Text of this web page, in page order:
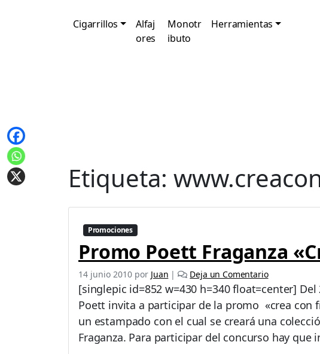
Cigarrillos
Alfaj
ores
Monotr
ibuto
Herramientas
Etiqueta:
Promociones
Promo Poett Fraganza
14 junio 2010 por Juan | Deja un Comentario
[singlepic id=852 w=430 h=340 float=center] Del
Poett invita a participar de la promo «crea con
un estampado con el cual se creará una
Fraganza. Para participar del concurso hay que